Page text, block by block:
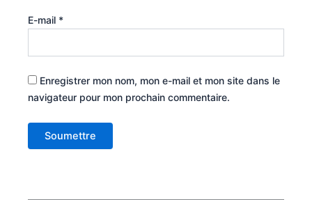
E-mail *
Enregistrer mon nom, mon e-mail et mon site dans le
navigateur pour mon prochain commentaire.